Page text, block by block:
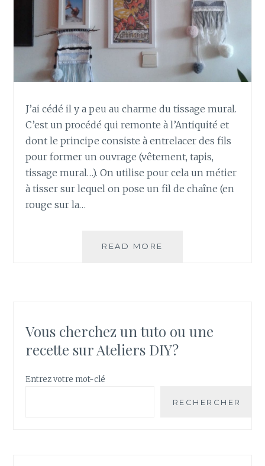
J’ai cédé il y a peu au charme du tissage mural.
C’est un procédé qui remonte à l’Antiquité et
dont le principe consiste à entrelacer des fils
pour former un ouvrage (vêtement, tapis,
tissage mural…). On utilise pour cela un métier
à tisser sur lequel on pose un fil de chaîne (en
rouge sur la…
READ MORE
MURAL
Vous cherchez un tuto ou une
recette sur Ateliers DIY?
Entrez votre mot-clé
RECHERCHER